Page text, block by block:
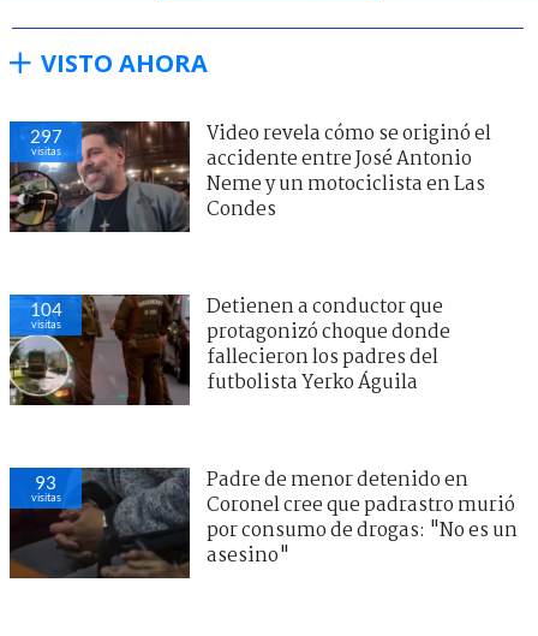
VISTO AHORA
297
visitas
Video revela cómo se originó el
accidente entre José Antonio
Neme y un motociclista en Las
Condes
104
visitas
Detienen a conductor que
protagonizó choque donde
fallecieron los padres del
futbolista Yerko Águila
93
visitas
Padre de menor detenido en
Coronel cree que padrastro murió
por consumo de drogas: "No es un
asesino"